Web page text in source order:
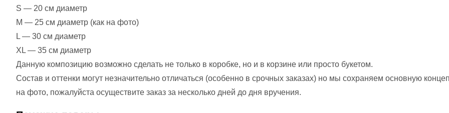
S — 20 см диаметр
M — 25 см диаметр (как на фото)
L — 30 см диаметр
XL — 35 см диаметр
Данную композицию возможно сделать не только в коробке, но и в корзине или просто букетом.
Состав и оттенки могут незначительно отличаться (особенно в срочных заказах) но мы сохраняем основную
на фото, пожалуйста осуществите заказ за несколько дней до дня вручения.